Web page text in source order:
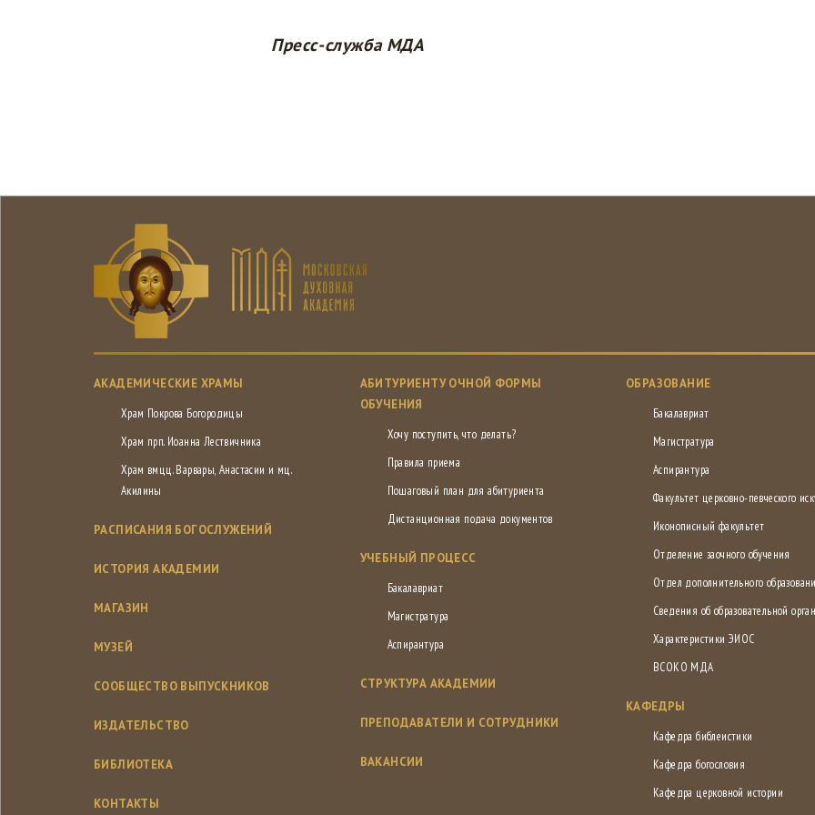
Пресс-служба МДА
АКАДЕМИЧЕСКИЕ ХРАМЫ
Храм Покрова Богородицы
Храм прп. Иоанна Лествичника
Храм вмцц. Варвары, Анастасии и мц.
Акилины
РАСПИСАНИЯ БОГОСЛУЖЕНИЙ
ИСТОРИЯ АКАДЕМИИ
МАГАЗИН
МУЗЕЙ
СООБЩЕСТВО ВЫПУСКНИКОВ
ИЗДАТЕЛЬСТВО
БИБЛИОТЕКА
КОНТАКТЫ
АБИТУРИЕНТУ ОЧНОЙ ФОРМЫ
ОБУЧЕНИЯ
Хочу поступить, что делать?
Правила приема
Пошаговый план для абитуриента
Дистанционная подача документов
УЧЕБНЫЙ ПРОЦЕСС
Бакалавриат
Магистратура
Аспирантура
СТРУКТУРА АКАДЕМИИ
ПРЕПОДАВАТЕЛИ И СОТРУДНИКИ
ВАКАНСИИ
ОБРАЗОВАНИЕ
Бакалавриат
Магистратура
Аспирантура
Факультет церковно-певческого
Иконописный факультет
Отделение заочного обучения
Отдел дополнительного
Сведения об образовательной
Характеристики ЭИОС
ВСОКО МДА
КАФЕДРЫ
Кафедра библеистики
Кафедра богословия
Кафедра церковной истории